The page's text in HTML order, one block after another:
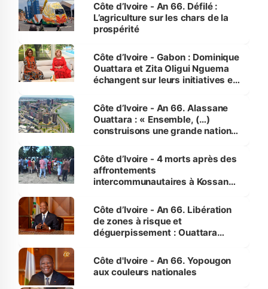
Côte d’Ivoire - An 66. Défilé :
L’agriculture sur les chars de la
prospérité
Côte d’Ivoire - Gabon : Dominique
Ouattara et Zita Oligui Nguema
échangent sur leurs initiatives en
enfants
Côte d’Ivoire - An 66. Alassane
Ouattara : « Ensemble, (…)
construisons une grande nation
générations futures »
Côte d’Ivoire - 4 morts après des
affrontements
intercommunautaires à Kossandji
milieu des sinistrés
Côte d’Ivoire - An 66. Libération
de zones à risque et
déguerpissement : Ouattara
l'Etat de droit pour préserver les
vies humaines »
Côte d'Ivoire - An 66. Yopougon
aux couleurs nationales